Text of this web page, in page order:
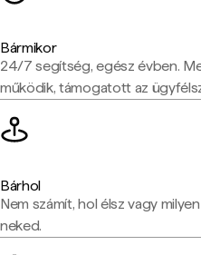
Bármikor
24/7 segítség, egész évben.
működik, támogatott az
Bárhol
Nem számít, hol élsz vagy
neked.